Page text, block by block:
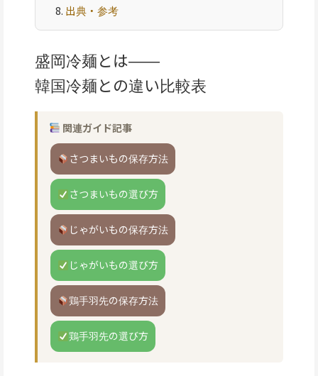
出典・参考
盛岡冷麺とは――
韓国冷麺との違い比較表
関連ガイド記事
さつまいもの保存方法
さつまいもの選び方
じゃがいもの保存方法
じゃがいもの選び方
鶏手羽先の保存方法
鶏手羽先の選び方